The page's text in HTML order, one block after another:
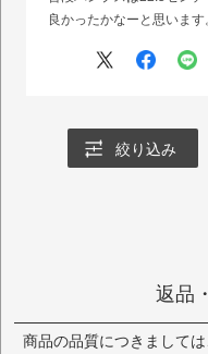
良かったかなーと思います
絞り込み
返品
商品の品質につきまして